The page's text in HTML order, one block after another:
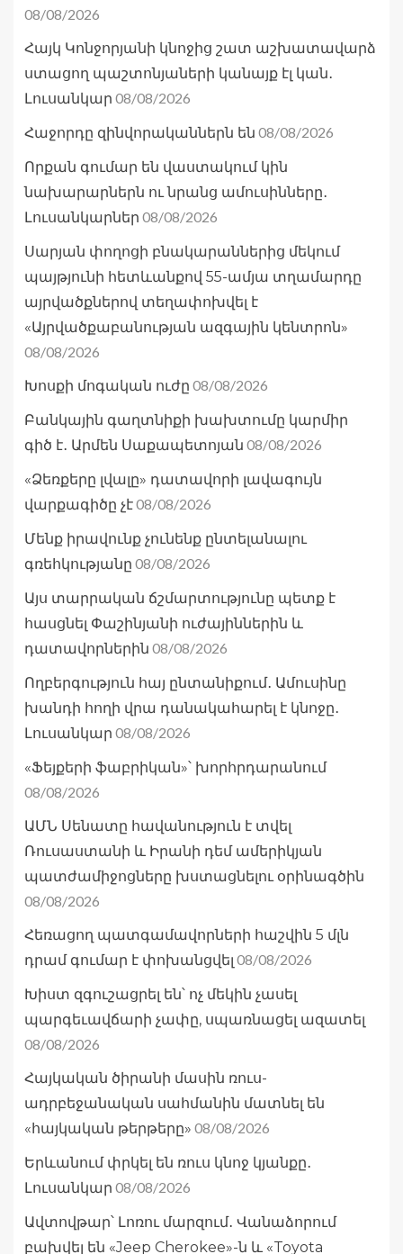
08/08/2026
Հայկ Կոնջորյանի կնոջից շատ աշխատավարձ
ստացող պաշտոնյաների կանայք էլ կան․
Լուսանկար 08/08/2026
Հաջորդը զինվորականներն են 08/08/2026
Որքան գումար են վաստակում կին
նախարարներն ու նրանց ամուսինները․
Լուսանկարներ 08/08/2026
Սարյան փողոցի բնակարաններից մեկում
պայթյունի հետևանքով 55-ամյա տղամարդը
այրվածքներով տեղափոխվել է
«Այրվածքաբանության ազգային կենտրոն»
08/08/2026
Խոսքի մոգական ուժը 08/08/2026
Բանկային գաղտնիքի խախտումը կարմիր
գիծ է․ Արմեն Սաքապետոյան 08/08/2026
«Ձեռքերը լվալը» դատավորի լավագույն
վարքագիծը չէ08/08/2026
Մենք իրավունք չունենք ընտելանալու
գռեհկությանը 08/08/2026
Այս տարրական ճշմարտությունը պետք է
հասցնել Փաշինյանի ուժայիններին և
դատավորներին 08/08/2026
Ողբերգություն հայ ընտանիքում․ Ամուսինը
խանդի հողի վրա դանակահարել է կնոջը․
Լուսանկար 08/08/2026
«Ֆեյքերի ֆաբրիկան»՝ խորհրդարանում
08/08/2026
ԱՄՆ Սենատը հավանություն է տվել
Ռուսաստանի և Իրանի դեմ ամերիկյան
պատժամիջոցները խստացնելու օրինագծին
08/08/2026
Հեռացող պատգամավորների հաշվին 5 մլն
դրամ գումար է փոխանցվել 08/08/2026
Խիստ զգուշացրել են՝ ոչ մեկին չասել
պարգեւավճարի չափը, սպառնացել ազատել
08/08/2026
Հայկական ծիրանի մասին ռուս-
ադրբեջանական սահմանին մատնել են
«հայկական թերթերը» 08/08/2026
Երևանում փրկել են ռուս կնոջ կյանքը․
Լուսանկար 08/08/2026
Ավտովթար՝ Լոռու մարզում․ Վանաձորում
բախվել են «Jeep Cherokee»-ն և «Toyota